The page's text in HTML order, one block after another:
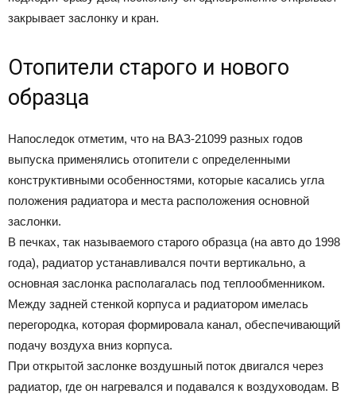
закрывает заслонку и кран.
Отопители старого и нового
образца
Напоследок отметим, что на ВАЗ-21099 разных годов
выпуска применялись отопители с определенными
конструктивными особенностями, которые касались угла
положения радиатора и места расположения основной
заслонки.
В печках, так называемого старого образца (на авто до 1998
года), радиатор устанавливался почти вертикально, а
основная заслонка располагалась под теплообменником.
Между задней стенкой корпуса и радиатором имелась
перегородка, которая формировала канал, обеспечивающий
подачу воздуха вниз корпуса.
При открытой заслонке воздушный поток двигался через
радиатор, где он нагревался и подавался к воздуховодам. В